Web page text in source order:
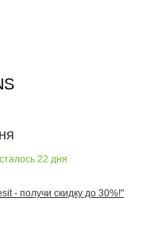
22 дня
- получи скидку до 30%!"